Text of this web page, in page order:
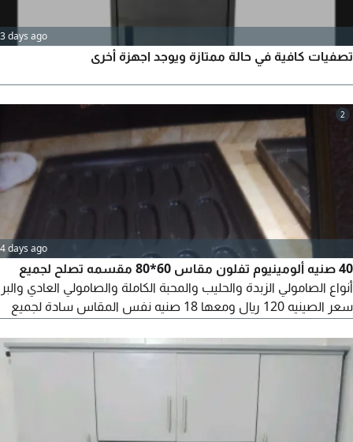
3 days ago
تصفيات كافية في حالة ممتازة ويوجد اجهزة أخرى
2
4 days ago
40 صنيه ألومينيوم تفلون مقاس 60*80 مقسمه تصلح لجميع
أنواع الصامولي الزبدة والحليب والمحبة الكاملة والصامولي العادي والبر
سعر الصينيه 120 ريال ومعها 18 صنيه نفس المقاس سادة لجميع
لظروف خاصه